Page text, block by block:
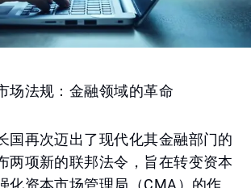
场法规：金融领域的革命
国再次迈出了现代化其金融部门的
两项新的联邦法令，旨在转变资本
化资本市场管理局（CMA）的作